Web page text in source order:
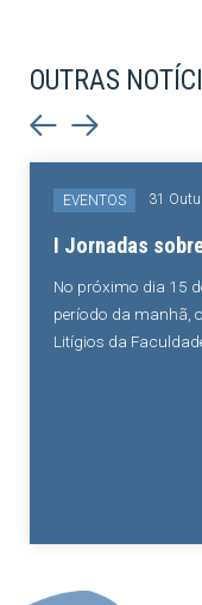
OUTRAS
EVENTOS 31
I Jornadas
No próximo dia 15
período da manhã,
Litígios da Faculdade